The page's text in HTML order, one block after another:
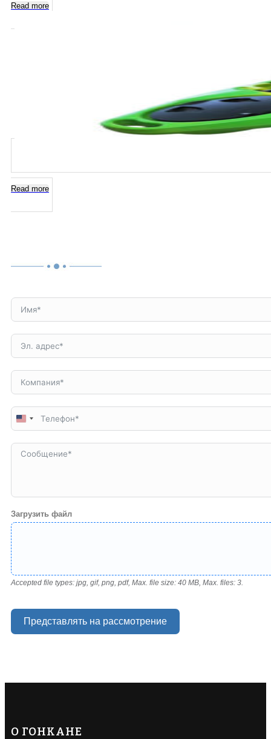
Read more
Read more
United
States
Загрузить файл
Accepted file types: jpg, gif, png, pdf, Max. file size: 40 MB, Max. files: 3.
Представлять на рассмотрение
О ГОНКАНЕ